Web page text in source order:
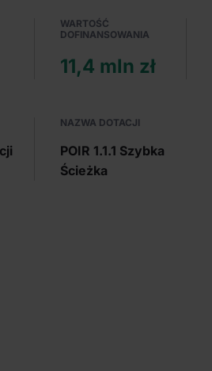
WARTOŚĆ
DOFINANSOWANIA
11,4 mln zł
NAZWA DOTACJI
POIR 1.1.1 Szybka
Ścieżka